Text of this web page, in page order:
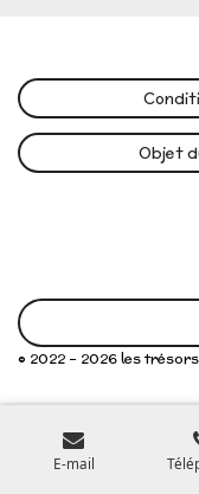
Objet
© 2022 - 2026 les
E-mail